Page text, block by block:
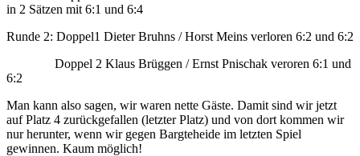
in 2 Sätzen mit 6:1 und 6:4
Runde 2: Doppel1 Dieter Bruhns / Horst Meins verloren 6:2 und 6:2
Doppel 2 Klaus Brüggen / Ernst Pnischak veroren 6:1 und
6:2
Man kann also sagen, wir waren nette Gäste. Damit sind wir jetzt
auf Platz 4 zurückgefallen (letzter Platz) und von dort kommen wir
nur herunter, wenn wir gegen Bargteheide im letzten Spiel
gewinnen. Kaum möglich!